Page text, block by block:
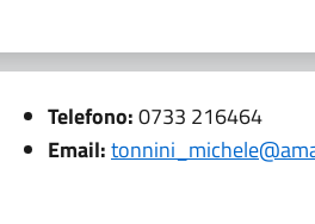
Telefono:0733 216464
Email: